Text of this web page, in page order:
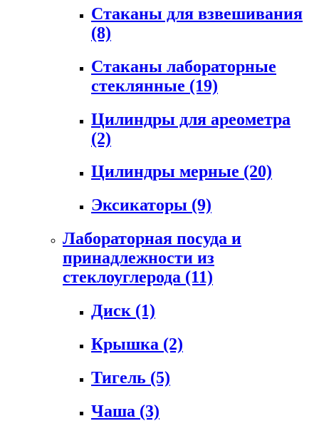
Стаканы для взвешивания
(8)
Стаканы лабораторные
стеклянные (19)
Цилиндры для ареометра
(2)
Цилиндры мерные (20)
Эксикаторы (9)
Лабораторная посуда и
принадлежности из
стеклоуглерода (11)
Диск (1)
Крышка (2)
Тигель (5)
Чаша (3)